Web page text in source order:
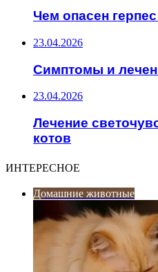
Чем опасен
23.04.2026
Симптомы и
23.04.2026
Лечение
котов
ИНТЕРЕСНОЕ
Домашние животные